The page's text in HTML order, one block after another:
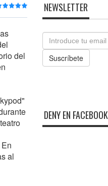
del
al
NEWSLETTER
Email
Suscríbete
DENY EN FACEBOOK